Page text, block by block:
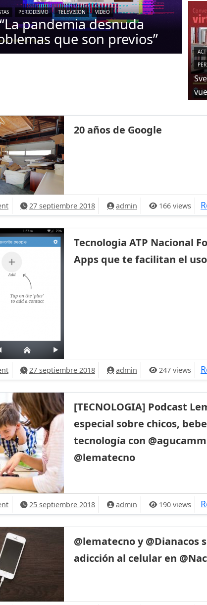
PERIODISMO TELEVISION VIDEO
pandemia desnuda
que son previos”
20 años de Google
on 20 años de Google
27 septiembre 2018 admin 166 views
Tecnologia ATP Nacional
Apps que te facilitan el
on Tecnologia ATP Nacional Folklorica: Apps que te
27 septiembre 2018 admin 247 views
[TECNOLOGIA] Podcast
especial sobre chicos,
tecnología con
@lematecno
on [TECNOLOGIA] Podcast Lematecno especial sobre
25 septiembre 2018 admin 190 views
@lematecno y @Dianacos
adicción al celular en